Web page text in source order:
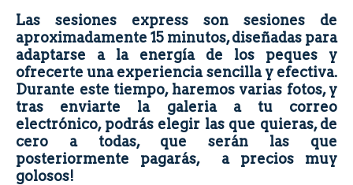
Las sesiones express son sesiones de
aproximadamente 15 minutos, diseñadas para
adaptarse a la energía de los peques y
ofrecerte una experiencia sencilla y efectiva.
Durante este tiempo, haremos varias fotos, y
tras enviarte la galeria a tu correo
electrónico, podrás elegir las que quieras, de
cero a todas, que serán las que
posteriormente pagarás, a precios muy
golosos!